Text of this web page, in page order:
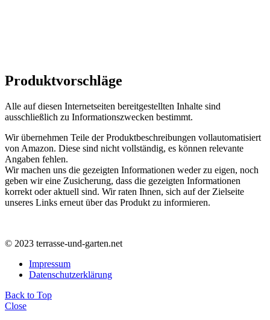
Produktvorschläge
Alle auf diesen Internetseiten bereitgestellten Inhalte sind
ausschließlich zu Informationszwecken bestimmt.
Wir übernehmen Teile der Produktbeschreibungen vollautomatisiert
von Amazon. Diese sind nicht vollständig, es können relevante
Angaben fehlen.
Wir machen uns die gezeigten Informationen weder zu eigen, noch
geben wir eine Zusicherung, dass die gezeigten Informationen
korrekt oder aktuell sind. Wir raten Ihnen, sich auf der Zielseite
unseres Links erneut über das Produkt zu informieren.
© 2023 terrasse-und-garten.net
Impressum
Datenschutzerklärung
Back to Top
Close